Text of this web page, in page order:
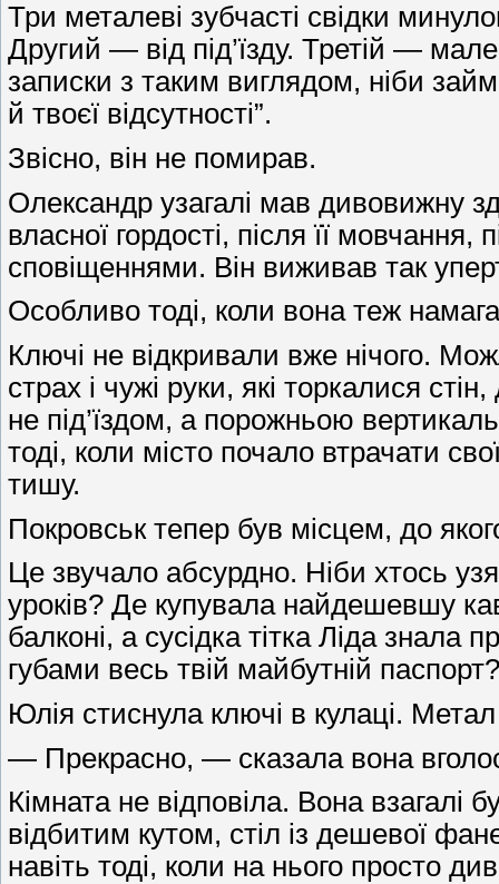
Три металеві зубчасті свідки
Другий — від під’їзду. Третій —
записки з таким виглядом, ніби
й твоєї відсутності”.
Звісно, він не помирав.
Олександр узагалі мав дивовижну
власної гордості, після її
сповіщеннями. Він виживав так
Особливо тоді, коли вона теж
Ключі не відкривали вже нічого.
страх і чужі руки, які торкалися
не під’їздом, а порожньою
тоді, коли місто почало втрачати
тишу.
Покровськ тепер був місцем, до
Це звучало абсурдно. Ніби хтось
уроків? Де купувала найдешевшу
балконі, а сусідка тітка Ліда
губами весь твій майбутній паспорт?
Юлія стиснула ключі в кулаці.
— Прекрасно, — сказала вона
Кімната не відповіла. Вона взагалі
відбитим кутом, стіл із дешевої
навіть тоді, коли на нього просто